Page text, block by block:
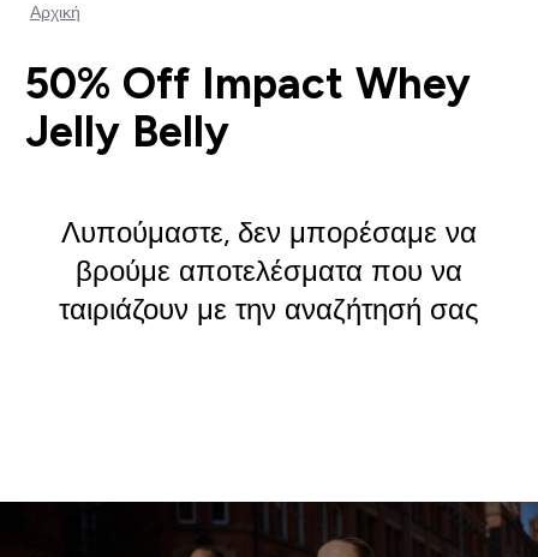
Αρχική
50% Off Impact Whey
Jelly Belly
Λυπούμαστε, δεν μπορέσαμε να
βρούμε αποτελέσματα που να
ταιριάζουν με την αναζήτησή σας